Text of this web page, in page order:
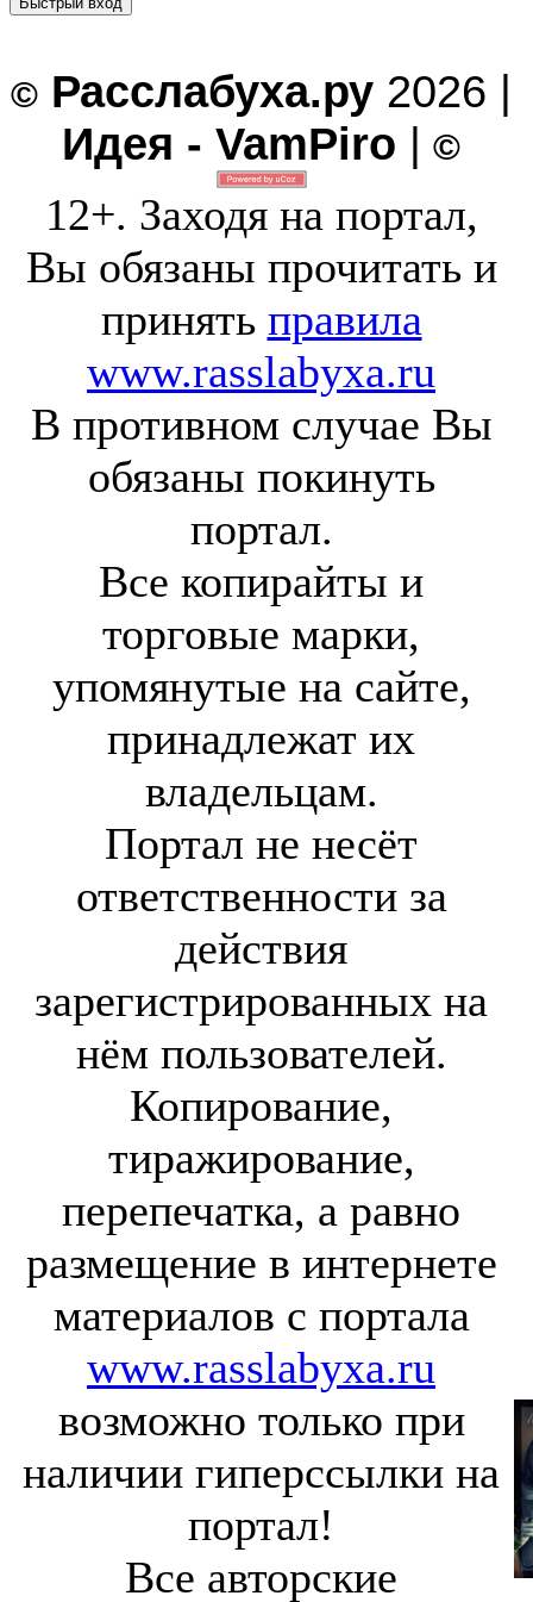
© Расслабуха.ру 2026 |
Идея - VamPiro | ©
12+. Заходя на портал,
Вы обязаны прочитать и
принять правила
www.rasslabyxa.ru
В противном случае Вы
обязаны покинуть
портал.
Все копирайты и
торговые марки,
упомянутые на сайте,
принадлежат их
владельцам.
Портал не несёт
ответственности за
действия
зарегистрированных на
нём пользователей.
Копирование,
тиражирование,
перепечатка, а равно
размещение в интернете
материалов с портала
www.rasslabyxa.ru
возможно только при
наличии гиперссылки на
портал!
Все авторские